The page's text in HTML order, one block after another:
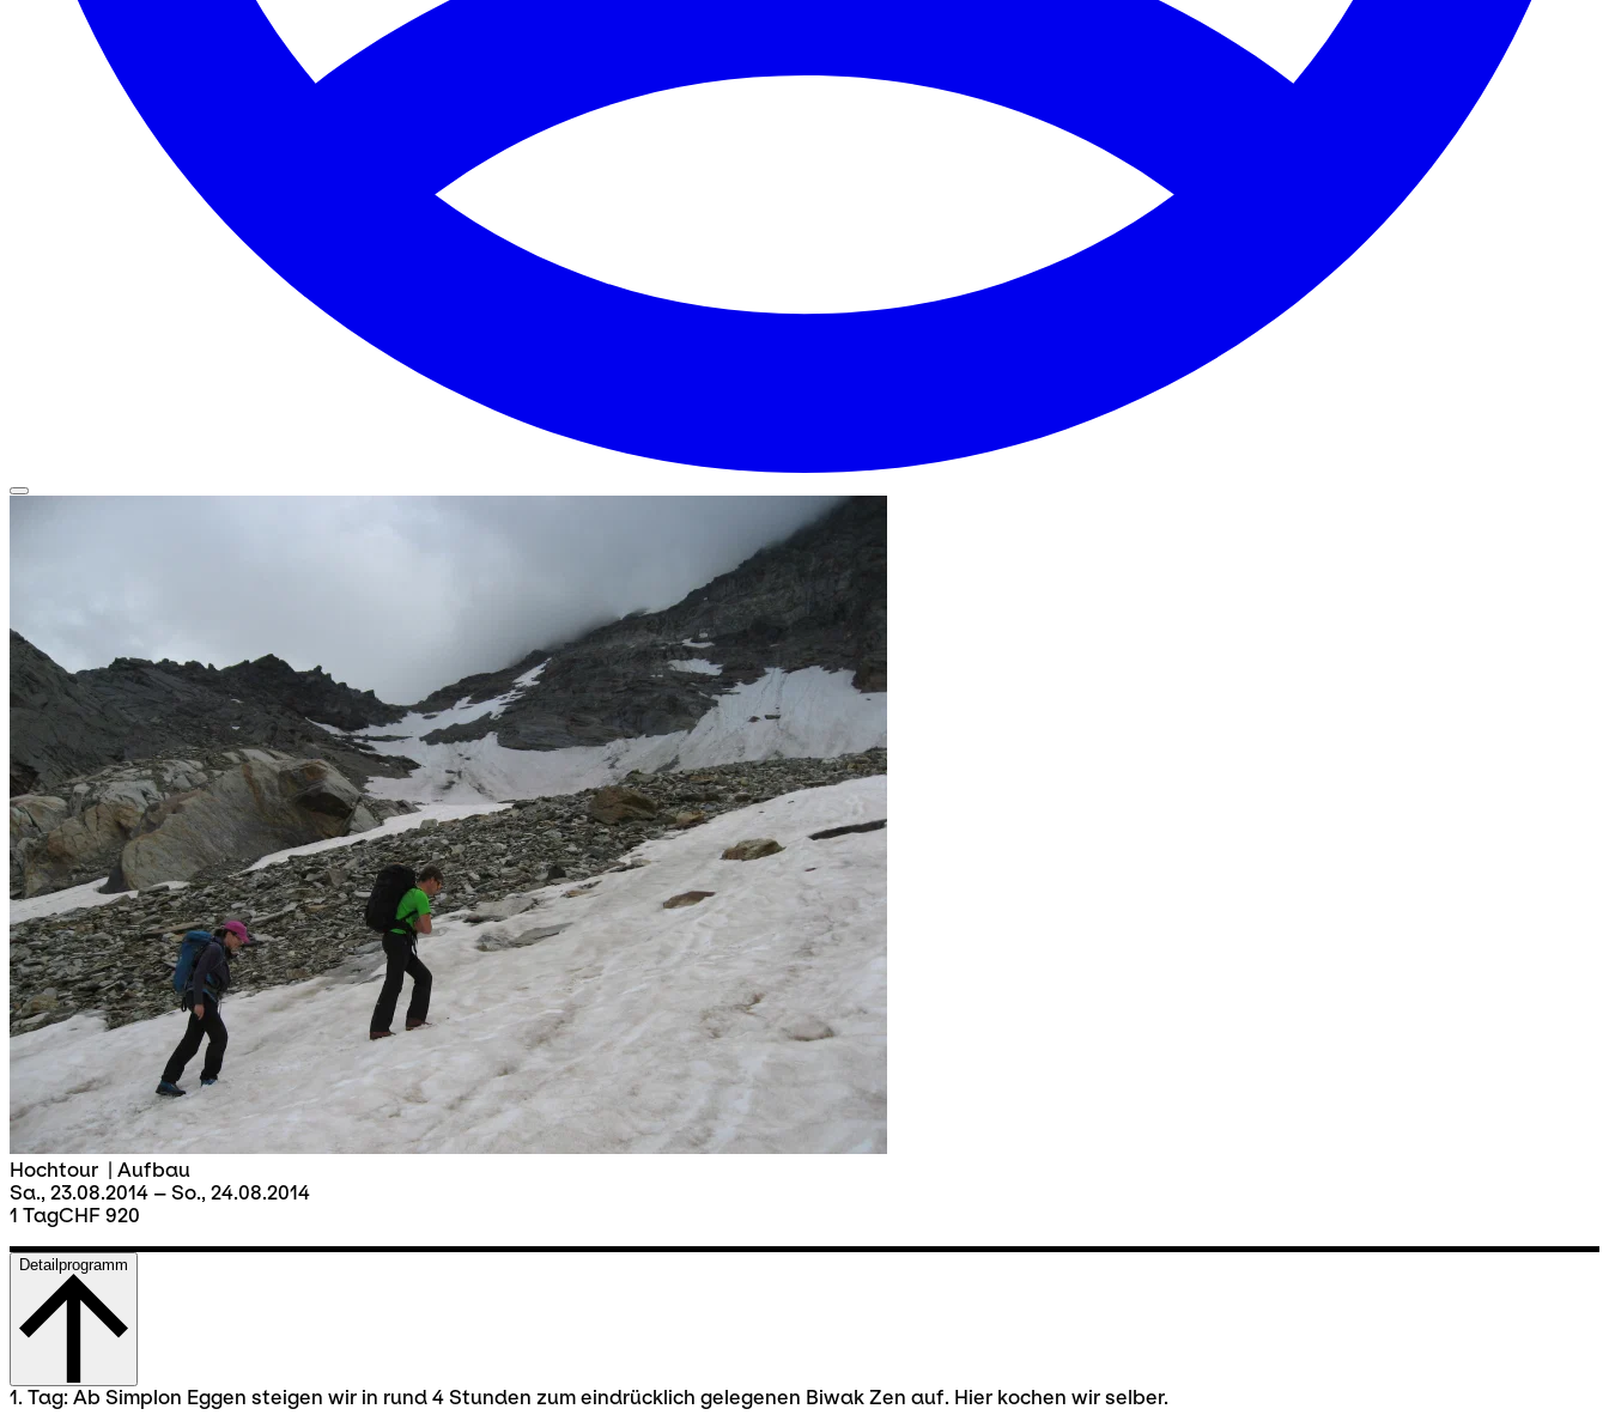
Hochtour | Aufbau
Sa., 23.08.2014 – So., 24.08.2014
1 TagCHF 920
Detailprogramm
1. Tag: Ab Simplon Eggen steigen wir in rund 4 Stunden zum eindrücklich gelegenen Biwak Zen auf. Hier kochen wir selber.